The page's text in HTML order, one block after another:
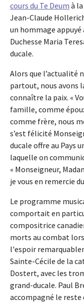
cours du Te Deum à
Jean-Claude
un hommage appuyé
Duchesse Maria
ducale.
Alors que l’actualité
partout, nous avons
connaître la paix. «
famille, comme
comme frère, nous
s’est félicité
ducale offre au Pays
laquelle on
« Monseigneur,
je vous en remercie
Le programme
comportait en
compositrice
morts au combat
l'espoir
Sainte-Cécile de la
Dostert, avec les
grand-ducale. Paul
accompagné le reste